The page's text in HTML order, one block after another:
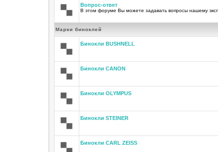
Вопрос-ответ
В этом форуме Вы можете задавать вопросы нашему
Марки биноклей
Бинокли BUSHNELL
Бинокли CANON
Бинокли OLYMPUS
Бинокли STEINER
Бинокли CARL ZEISS